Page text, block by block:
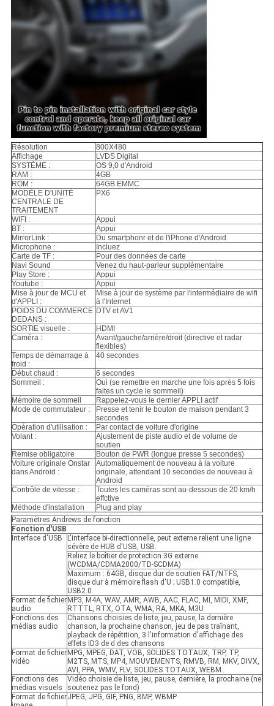
Résolution
800X480
Affichage
LVDS Digital
SYSTÈME :
OS 9,0 d'Android
RAM :
4GB
ROM :
64GB EMMC
MODÈLE D'UNITÉ
CENTRALE DE
TRAITEMENT
PX6
WIFI :
Appui
BT :
Appui
MirrorLink :
Du smartphonr et de l'iPhone d'Android
Microphone :
Incluez
Carte de TF :
Pour des données de carte
Navi Sound
Venez du haut-parleur supplémentaire
Play Store :
Appui
Youtube :
Appui
Mise à jour de MCU et
d'APPLI :
Mise à jour de système par l'intermédiaire de wifi
à l'Internet
POIDS DU COMMERCE
DEDANS :
DTV et AV1
SORTIE visuelle :
HDMI
Caméra :
Avant/gauche/arrière/droit (directive et radar
flexibles)
Temps de démarrage à
froid :
40 secondes
Début chaud :
6 secondes
Sommeil :
Oui (se remettre en marche une fois après 5 fois
faites un cycle le sommeil)
Mémoire de sommeil
Rappelez-vous le dernier APPLI actif
Mode de commutateur :
Presse et tenir le bouton de maison pendant 3
secondes
Opération d'utilisation :
Par contact de voiture d'origine
Volant :
Ajustement de piste audio et de volume de
soutien
Remise obligatoire
Bouton de PWR (longue presse 5 secondes)
Voiture originale Onstar
dans Android :
Automatiquement de nouveau à la voiture
originale, attendant 10 secondes de nouveau à
Android
Contrôle de vitesse :
Toutes les caméras sont au-dessous de 20 km/h
effctive
Méthode d'installation
Plug and play
Paramètres Andrews de fonction
Fonction d'USB
Interface d'USB
L'interface bi-directionnelle, peut externe relient une ligne
sévère de HUB d'USB, USB.
Reliez le boîtier de protection 3G externe
(WCDMA/CDMA2000/TD-SCDMA)
Maximum : 64GB, disque dur de soutien FAT/NTFS,
disque dur à mémoire flash d'U ; USB1.0 compatible,
USB2.0
Format de fichier
audio
MP3, M4A, WAV, AMR, AWB, AAC, FLAC, MI, MIDI, XMF,
RTTTL, RTX, OTA, WMA, RA, MKA, M3U
Fonctions des
médias audio
Chansons choisies de liste, jeu, pause, la dernière
chanson, la prochaine chanson, jeu de pas traînant,
playback de répétition, 3 l'information d'affichage des
effets ID3 de d des chansons
Format de fichier
vidéo
MPG, MPEG, DAT, VOB, SOLIDES TOTAUX, TRP, TP,
M2TS, MTS, MP4, MOUVEMENTS, RMVB, RM, MKV, DIVX,
AVI, PPA, WMV, FLV, SOLIDES TOTAUX, WEBM.
Fonctions des
médias visuels
Vidéo choisie de liste, jeu, pause, dernière, la prochaine (ne
soutenez pas le fond)
Format de fichierJPEG, JPG, GIF, PNG, BMP, WBMP